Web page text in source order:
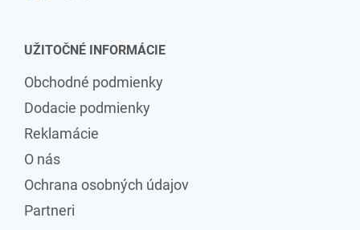
UŽITOČNÉ INFORMÁCIE
Obchodné podmienky
Dodacie podmienky
Reklamácie
O nás
Ochrana osobných údajov
Partneri